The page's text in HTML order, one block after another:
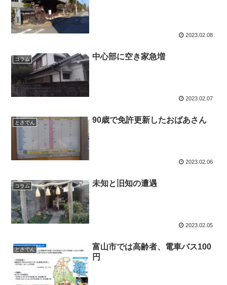
2023.02.08
コラム 中心部に空き家急増
2023.02.07
とさでん 90歳で免許更新したおばあさん
2023.02.06
コラム 未知と旧知の遭遇
2023.02.05
とさでん
富山市では高齢者、電車バス100
円